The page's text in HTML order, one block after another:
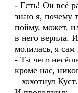
- Есть! Он всё
знаю я, почему
пойму, может,
в него верила.
молилась, я
- Ты чего
кроме нас,
– хохотнул Куст.